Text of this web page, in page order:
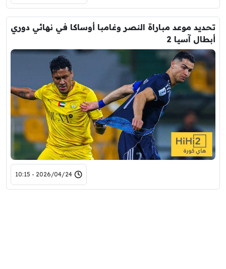
تحديد موعد مباراة النصر وغامبا أوساكا في نهائي دوري
أبطال آسيا 2
2026/04/24 - 10:15